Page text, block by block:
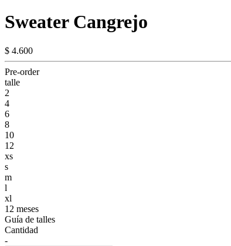
Sweater Cangrejo
$ 4.600
Pre-order
talle
2
4
6
8
10
12
xs
s
m
l
xl
12 meses
Guía de talles
Cantidad
-